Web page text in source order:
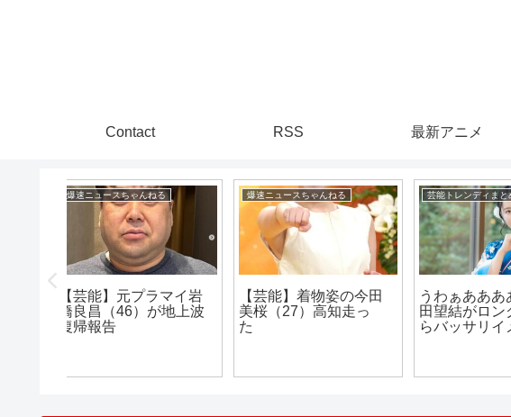
Contact RSS 最新アニメ
芸能トレンディまとめ
うわぁああああ！！本
田望結がロングヘアか
らバッサリイメチェン
漫画まとめ速報 芸能トレンディ
【悲報】女